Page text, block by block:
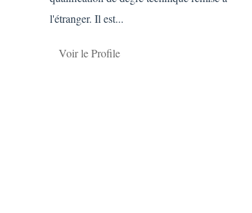
l'étranger. Il est...
Voir le Profile